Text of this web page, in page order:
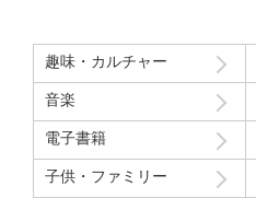
価格の安い順
月間ランキング
趣味・カルチャー
音楽
電子書籍
子供・ファミリー